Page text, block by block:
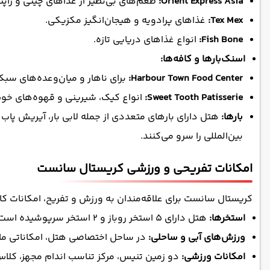
Tex Mex: غذاهای پرادویه و هیجان‌انگیز مکزیکی.
Fish Bone: انواع غذاهای دریایی تازه.
اسنک‌بارها و کافه‌ها:
Harbour Town Food Center: برای ناهار و میان‌وعده‌های
Sweet Tooth Patisserie: انواع کیک، شیرینی و قهوه‌های
بارها: هتل دارای بارهای متعددی از جمله لابی بار،
بین‌المللی را سرو می‌کنند.
امکانات تفریحی و ورزشی کریستال سانست
کریستال سانست برای علاقه‌مندان به ورزش و تفریح، امکانات
استخرها: هتل دارای ۵ استخر روباز و ۲ استخر سرپوشیده است. استخر مخصوص بزرگسالان، استخر کودکان و یک رودخانه آرام (Lazy River) از دیگر امکانات آبی مجموعه هستند.
ورزش‌های آبی و ساحلی: در ساحل اختصاصی هتل، امکاناتی
امکانات ورزشی: دو زمین تنیس، مرکز تناسب اندام مجهز،